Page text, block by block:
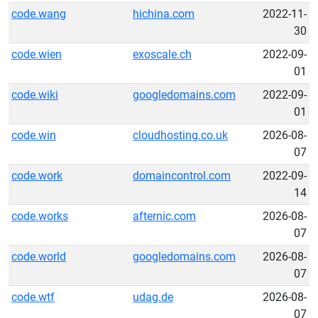
code.wang hichina.com
2022-11-
30
code.wien
exoscale.ch
2022-09-
01
code.wiki
googledomains.com
2022-09-
01
code.win
cloudhosting.co.uk
2026-08-
07
code.work
domaincontrol.com
2022-09-
14
code.works
afternic.com
2026-08-
07
code.world
googledomains.com
2026-08-
07
code.wtf
udag.de
2026-08-
07